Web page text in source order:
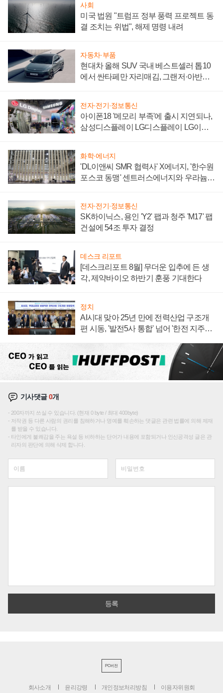
사회
미국 법원 "트럼프 정부 풍력 프로젝트 동
결 조치는 위법", 해제 명령 내려
자동차·부품
현대차 올해 SUV 국내 베스트셀러 톱10
에서 싼타페만 자리매김, 그랜저·아반떼
전자·전기·정보통신
아이폰18 '메모리 부족'에 출시 지연되나,
삼성디스플레이 LG디스플레이 LG이노
화학·에너지
'DL이앤씨 SMR 협력사' X에너지, '한수원
포스코 동맹' 센트러스에너지와 우라늄
전자·전기·정보통신
SK하이닉스, 용인 'Y2' 팹과 청주 'M17' 팹
건설에 54조 투자 결정
데스크 리포트
[데스크리포트 8월] 무더운 입추에 든 생
각, 제약바이오 하반기 훈풍 기대한다
정치
AI시대 맞아 25년 만에 전력산업 구조개
편 시동, '발전5사 통합' 넘어 '한전 지주사'
기사댓글0개
200자까지 쓰실 수 있습니다. (현재 0 byte / 최대 400byte)
저작권 등 다른 사람의 권리를 침해하거나 명예를 훼손하는 댓글은 관련 법률에 의해 제재
를 받을 수 있습니다.
타인에게 불쾌감을 주는 욕설 등 비하하는 단어가 내용에 포함되거나 인신공격성 글은 관
리자의 판단에 의해 삭제 합니다.
PC버전
회사소개 윤리강령 개인정보처리방침 이용자위원회